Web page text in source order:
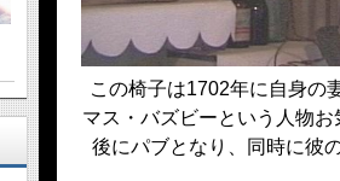
この椅子は1702年に自身の
マス・バズビーという人物
後にパブとなり、同時に彼